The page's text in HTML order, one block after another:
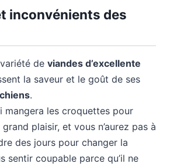
inconvénients des
de viandes d’excellente
la saveur et le goût de ses
.
mangera les croquettes pour
plaisir, et vous n’aurez pas à
des jours pour changer la
sentir coupable parce qu’il ne